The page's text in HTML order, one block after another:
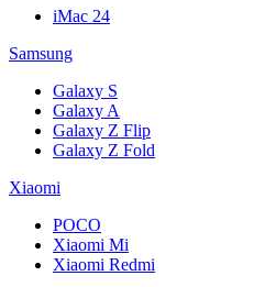
iMac 24
Samsung
Galaxy S
Galaxy A
Galaxy Z Flip
Galaxy Z Fold
Xiaomi
POCO
Xiaomi Mi
Xiaomi Redmi